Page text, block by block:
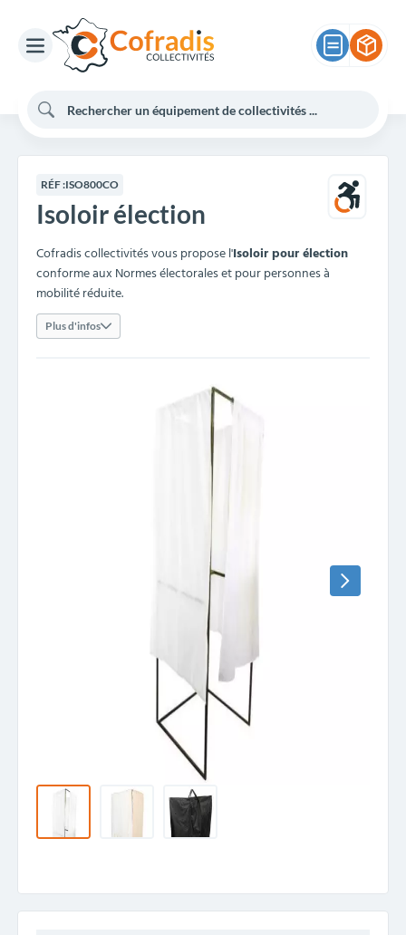
RÉF :ISO800CO
Isoloir élection
Cofradis collectivités vous propose l'Isoloir pour élection
conforme aux Normes électorales et pour personnes à
mobilité réduite.
Plus d'infos